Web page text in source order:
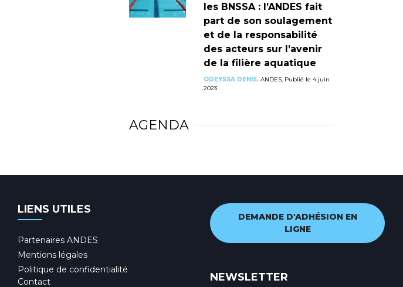
les BNSSA : l’ANDES fait
part de son soulagement
et de la responsabilité
des acteurs sur l’avenir
de la filière aquatique
ODEYSSA DENIS,ANDES, Publié le 4 juin
2023
AGENDA
LIENS UTILES
Partenaires ANDES
Mentions légales
Politique de confidentialité
Contact
DEMANDE D'ADHÉSION EN
LIGNE
NEWSLETTER